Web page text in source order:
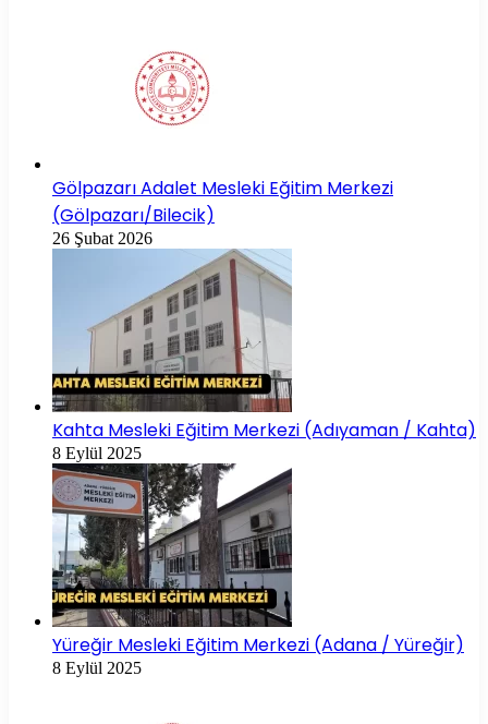
Gölpazarı Adalet Mesleki Eğitim Merkezi
(Gölpazarı/Bilecik)
26 Şubat 2026
Kahta Mesleki Eğitim Merkezi (Adıyaman / Kahta)
8 Eylül 2025
Yüreğir Mesleki Eğitim Merkezi (Adana / Yüreğir)
8 Eylül 2025